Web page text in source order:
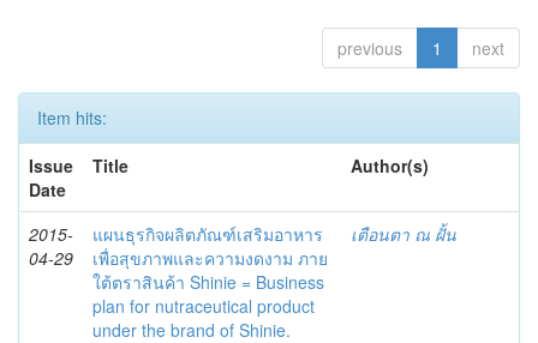
previous 1 next
Item hits:
Issue
Date
Title Author(s)
2015-
04-29
แผนธุรกิจผลิตภัณฑ์เสริมอาหาร
เพื่อสุขภาพและความงดงาม ภาย
ใต้ตราสินค้า Shinie = Business
plan for nutraceutical product
under the brand of Shinie.
เตือนตา ณ ฝั้น